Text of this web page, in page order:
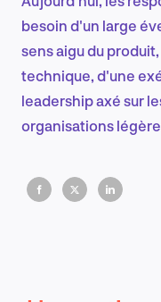
besoin d'un large
sens aigu du
technique, d'une
leadership axé sur
organisations
dirigeants les plus
transformant les